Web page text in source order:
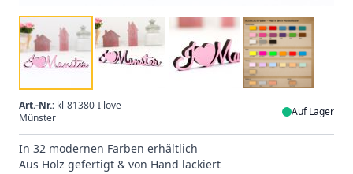
Art.-Nr.: kl-81380-I love
Münster
Auf Lager
In 32 modernen Farben erhältlich
Aus Holz gefertigt & von Hand lackiert